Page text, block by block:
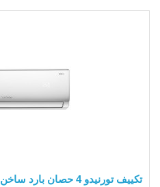
تكييف تورنيدو 4 حصان بارد ساخن انفرتر ديچيتال TY-X30CEE